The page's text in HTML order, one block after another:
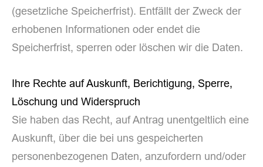
(gesetzliche Speicherfrist). Entfällt der Zweck der
erhobenen Informationen oder endet die
Speicherfrist, sperren oder löschen wir die Daten.
Ihre Rechte auf Auskunft, Berichtigung, Sperre,
Löschung und Widerspruch
Sie haben das Recht, auf Antrag unentgeltlich eine
Auskunft, über die bei uns gespeicherten
personenbezogenen Daten, anzufordern und/oder